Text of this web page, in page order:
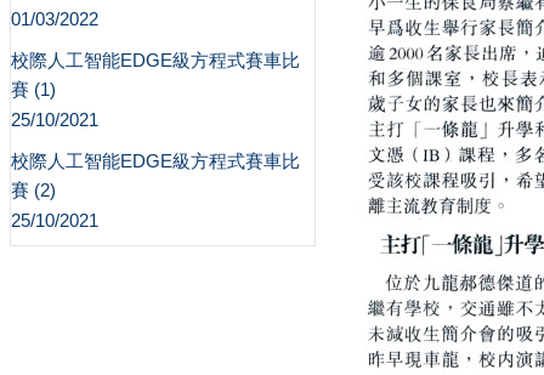
01/03/2022
校際人工智能EDGE級方程式賽車比
賽 (1)
25/10/2021
校際人工智能EDGE級方程式賽車比
賽 (2)
25/10/2021